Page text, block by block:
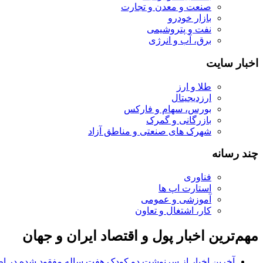
صنعت و معدن و تجارت
بازار خودرو
نفت و پتروشیمی
برق، آب و انرژی
اخبار سایت
طلا و ارز
ارزدیجیتال
بورس، سهام و فارکس
بازرگانی و گمرک
شهرک های صنعتی و مناطق آزاد
چند رسانه
فناوری
استارت اپ ها
آموزشی و عمومی
کار، اشتغال و تعاون
مهم‌ترین اخبار پول و اقتصاد ایران و جهان